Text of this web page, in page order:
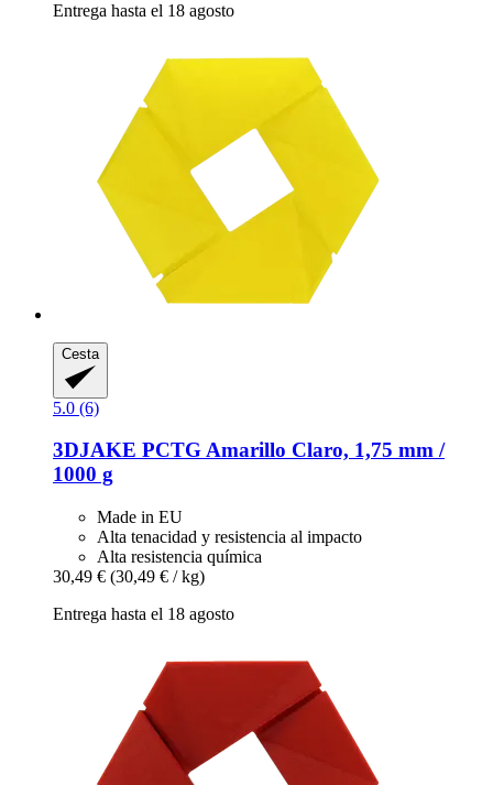
Entrega hasta el 18 agosto
Cesta
5.0 (6)
3DJAKE PCTG Amarillo Claro, 1,75 mm /
1000 g
Made in EU
Alta tenacidad y resistencia al impacto
Alta resistencia química
30,49 € (30,49 € / kg)
Entrega hasta el 18 agosto